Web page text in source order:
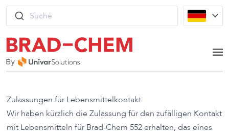
Skip to content
Suche
Zulassungen für Lebensmittelkontakt
Wir haben kürzlich die Zulassung für den zufälligen Kontakt
mit Lebensmitteln für Brad-Chem 552 erhalten, das eines